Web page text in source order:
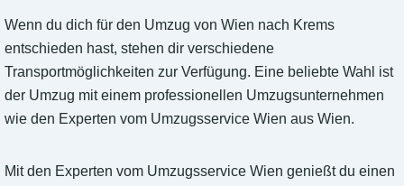
Wenn du dich für den Umzug von Wien nach Krems
entschieden hast, stehen dir verschiedene
Transportmöglichkeiten zur Verfügung. Eine beliebte Wahl ist
der Umzug mit einem professionellen Umzugsunternehmen
wie den Experten vom Umzugsservice Wien aus Wien.
Mit den Experten vom Umzugsservice Wien genießt du einen